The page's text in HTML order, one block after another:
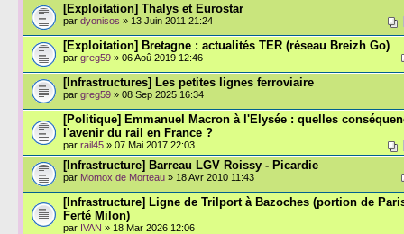
[Exploitation] Thalys et Eurostar
par dyonisos » 13 Juin 2011 21:24
[Exploitation] Bretagne : actualités TER (réseau Breizh Go)
par greg59 » 06 Aoû 2019 12:46
[Infrastructures] Les petites lignes ferroviaire
par greg59 » 08 Sep 2025 16:34
[Politique] Emmanuel Macron à l'Elysée : quelles
l'avenir du rail en France ?
par rail45 » 07 Mai 2017 22:03
[Infrastructure] Barreau LGV Roissy - Picardie
par Momox de Morteau » 18 Avr 2010 11:43
[Infrastructure] Ligne de Trilport à Bazoches (portion de
Ferté Milon)
par IVAN » 18 Mar 2026 12:06